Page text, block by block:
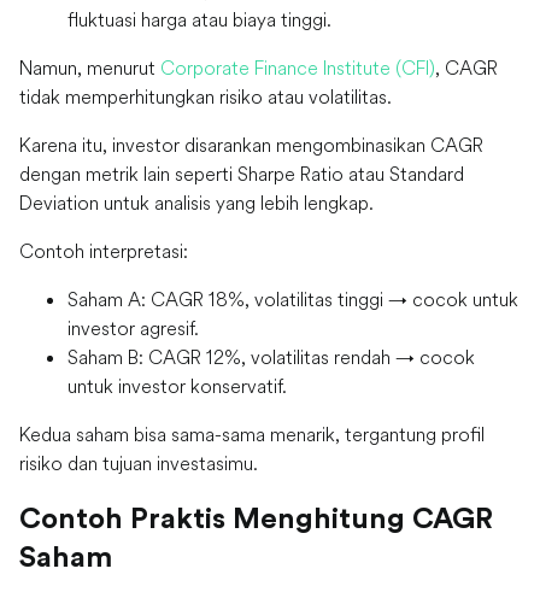
fluktuasi harga atau biaya tinggi.
Namun, menurut Corporate Finance Institute (CFI), CAGR
tidak memperhitungkan risiko atau volatilitas.
Karena itu, investor disarankan mengombinasikan CAGR
dengan metrik lain seperti Sharpe Ratio atau Standard
Deviation untuk analisis yang lebih lengkap.
Contoh interpretasi:
Saham A: CAGR 18%, volatilitas tinggi → cocok untuk
investor agresif.
Saham B: CAGR 12%, volatilitas rendah → cocok
untuk investor konservatif.
Kedua saham bisa sama-sama menarik, tergantung profil
risiko dan tujuan investasimu.
Contoh Praktis Menghitung CAGR
Saham